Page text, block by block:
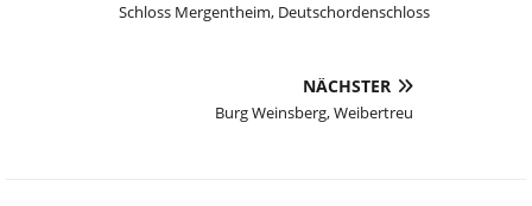
Schloss Mergentheim, Deutschordenschloss
NÄCHSTER
Burg Weinsberg, Weibertreu